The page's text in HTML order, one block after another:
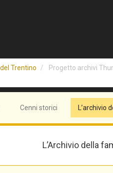
Trentino Progetto archivi
Cenni storici L’archivio
L’Archivio della